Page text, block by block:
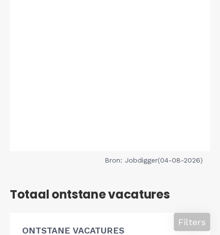
Bron: Jobdigger(04-08-2026)
Totaal ontstane vacatures
ONTSTANE VACATURES
Filters